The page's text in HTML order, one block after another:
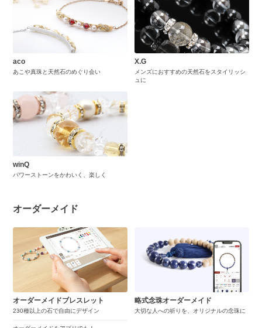
aco
あこや真珠と天然石のめぐり会い
X.G
メンズにおすすめの天然石をスタイリッシ
ュに
winQ
パワーストーンをかわいく、楽しく
オーダーメイド
オーダーメイドブレスレット
230種以上の石で自由にデザイン
略式念珠オーダーメイド
大切な人への祈りを、オリジナルの念珠に